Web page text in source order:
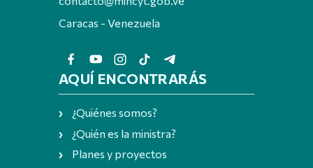
Caracas - Venezuela
AQUÍ ENCONTRARÁS
¿Quiénes somos?
¿Quién es la ministra?
Planes y proyectos